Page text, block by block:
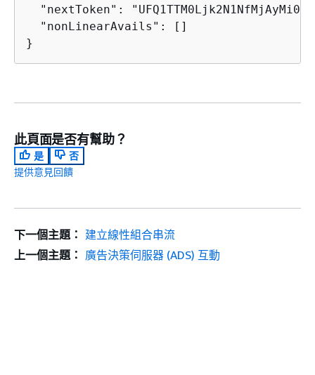
"nextToken":
  "nonLinearAvails": []
}
此頁面是否有幫助？
是
否
提供意見回饋
下一個主題： 建立線性組合串流
上一個主題： 廣告決策伺服器 (ADS) 互動